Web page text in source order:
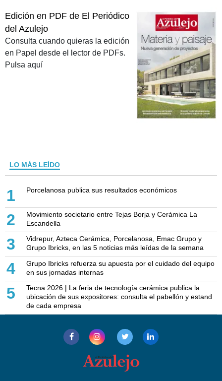
Edición en PDF de El Periódico
del Azulejo
Consulta cuando quieras la edición
en Papel desde el lector de PDFs.
Pulsa aquí
LO MÁS LEÍDO
1 Porcelanosa publica sus resultados económicos
2
Movimiento societario entre Tejas Borja y Cerámica La
Escandella
3
Vidrepur, Azteca Cerámica, Porcelanosa, Emac Grupo y
Grupo Ibricks, en las 5 noticias más leídas de la semana
4
Grupo Ibricks refuerza su apuesta por el cuidado del equipo
en sus jornadas internas
5
Tecna 2026 | La feria de tecnología cerámica publica la
ubicación de sus expositores: consulta el pabellón y estand
de cada empresa